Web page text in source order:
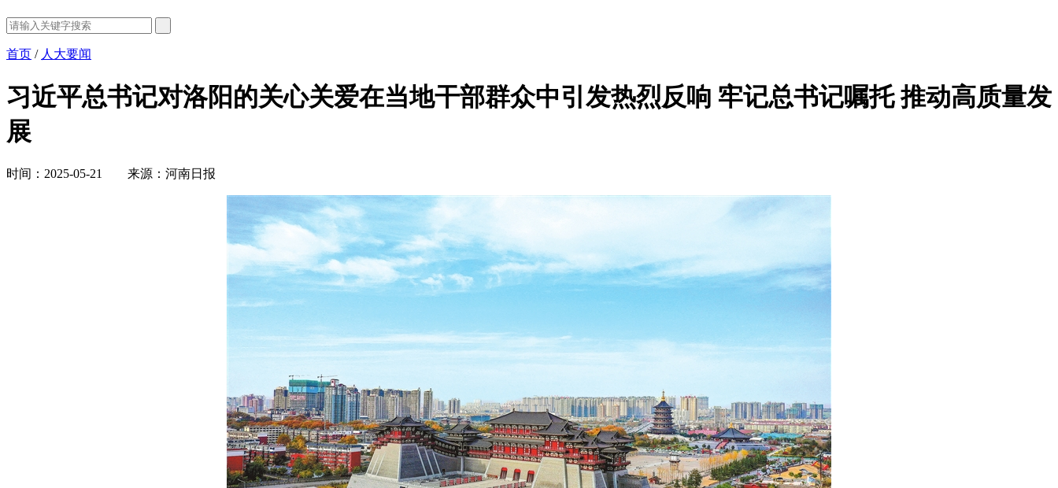
首页 / 人大要闻
习近平总书记对洛阳的关心关爱在当地干部群众中引发热烈反响 牢记总书记嘱托 推动高质量发
展
时间：2025-05-21 来源：河南日报